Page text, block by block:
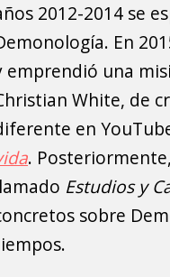
2012-2014 se
En
emprendió una
White, de
en
.
Estudios y
sobre